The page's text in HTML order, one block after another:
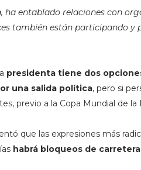
ha entablado relaciones con
también están participando y
presidenta tiene dos
una salida política, pero si
previo a la Copa Mundial de
que las expresiones más
habrá bloqueos de